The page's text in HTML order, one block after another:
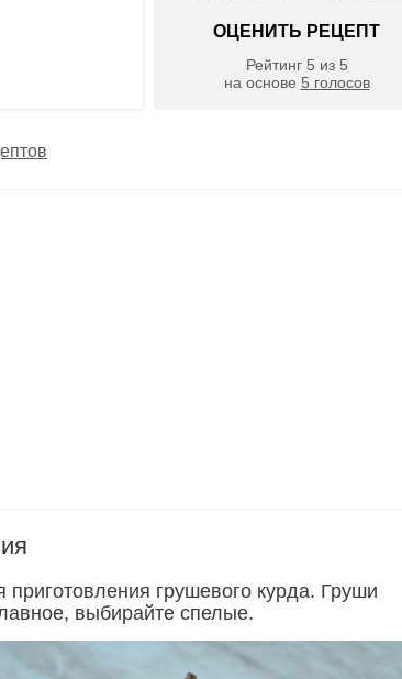
ОЦЕНИТЬ РЕЦЕПТ
Рейтинг 5 из 5
на основе 5 голосов
грушевого курда. Груши
выбирайте спелые.